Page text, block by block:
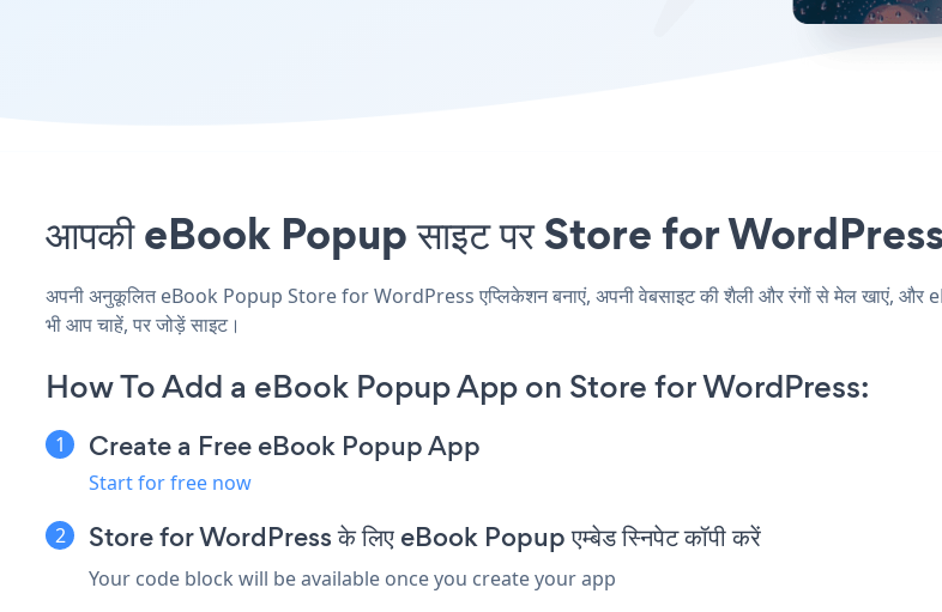
आपकी eBook Popup साइट पर Store for WordPress
अपनी अनुकूलित eBook Popup Store for WordPress एप्लिकेशन बनाएं, अपनी वेबसाइट की शैली और रंगों से मेल खाएं, और
भी आप चाहें, पर जोड़ें साइट।
How To Add a eBook Popup App on Store for WordPress:
Create a Free eBook Popup App
Start for free now
Store for WordPress के लिए eBook Popup एम्बेड स्निपेट कॉपी करें
Your code block will be available once you create your app